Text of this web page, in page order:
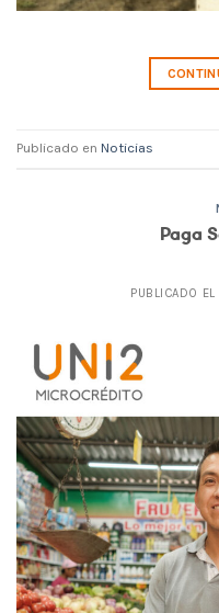
Publicado en Noticias
Paga
PUBLICADO EL